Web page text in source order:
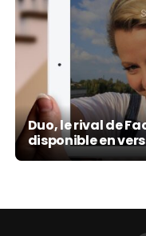
Duo, le rival de
disponible en